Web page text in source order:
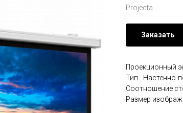
Projecta
Заказать
Проекционный
Тип - Настенно-
Соотношение
Размер